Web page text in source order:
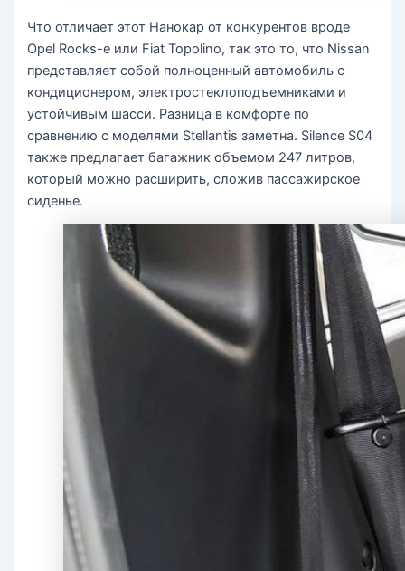
Что отличает этот Нанокар от конкурентов вроде
Opel Rocks-e или Fiat Topolino, так это то, что Nissan
представляет собой полноценный автомобиль с
кондиционером, электростеклоподъемниками и
устойчивым шасси. Разница в комфорте по
сравнению с моделями Stellantis заметна. Silence S04
также предлагает багажник объемом 247 литров,
который можно расширить, сложив пассажирское
сиденье.